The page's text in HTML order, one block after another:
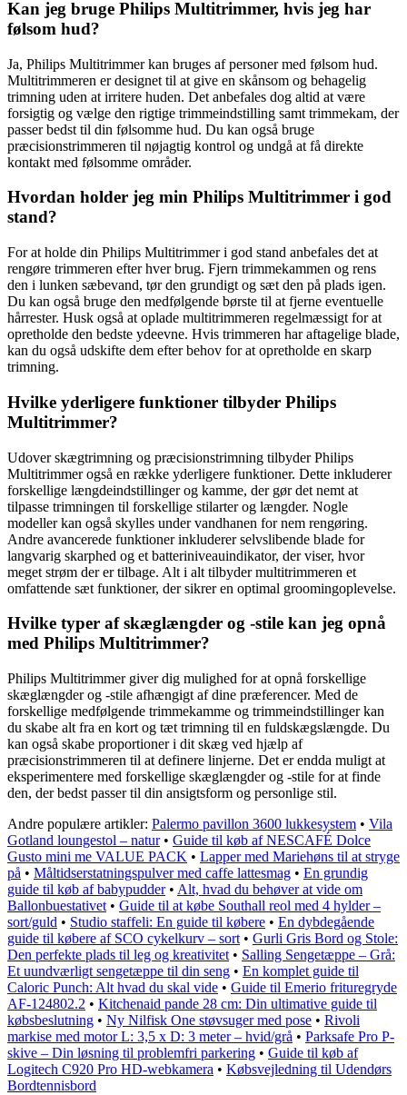
Kan jeg bruge Philips Multitrimmer, hvis jeg har
følsom hud?
Ja, Philips Multitrimmer kan bruges af personer med følsom hud.
Multitrimmeren er designet til at give en skånsom og behagelig
trimning uden at irritere huden. Det anbefales dog altid at være
forsigtig og vælge den rigtige trimmeindstilling samt trimmekam, der
passer bedst til din følsomme hud. Du kan også bruge
præcisionstrimmeren til nøjagtig kontrol og undgå at få direkte
kontakt med følsomme områder.
Hvordan holder jeg min Philips Multitrimmer i god
stand?
For at holde din Philips Multitrimmer i god stand anbefales det at
rengøre trimmeren efter hver brug. Fjern trimmekammen og rens
den i lunken sæbevand, tør den grundigt og sæt den på plads igen.
Du kan også bruge den medfølgende børste til at fjerne eventuelle
hårrester. Husk også at oplade multitrimmeren regelmæssigt for at
opretholde den bedste ydeevne. Hvis trimmeren har aftagelige blade,
kan du også udskifte dem efter behov for at opretholde en skarp
trimning.
Hvilke yderligere funktioner tilbyder Philips
Multitrimmer?
Udover skægtrimning og præcisionstrimning tilbyder Philips
Multitrimmer også en række yderligere funktioner. Dette inkluderer
forskellige længdeindstillinger og kamme, der gør det nemt at
tilpasse trimningen til forskellige stilarter og længder. Nogle
modeller kan også skylles under vandhanen for nem rengøring.
Andre avancerede funktioner inkluderer selvslibende blade for
langvarig skarphed og et batteriniveauindikator, der viser, hvor
meget strøm der er tilbage. Alt i alt tilbyder multitrimmeren et
omfattende sæt funktioner, der sikrer en optimal groomingoplevelse.
Hvilke typer af skæglængder og -stile kan jeg opnå
med Philips Multitrimmer?
Philips Multitrimmer giver dig mulighed for at opnå forskellige
skæglængder og -stile afhængigt af dine præferencer. Med de
forskellige medfølgende trimmekamme og trimmeindstillinger kan
du skabe alt fra en kort og tæt trimning til en fuldskægslængde. Du
kan også skabe proportioner i dit skæg ved hjælp af
præcisionstrimmeren til at definere linjerne. Det er endda muligt at
eksperimentere med forskellige skæglængder og -stile for at finde
den, der bedst passer til din ansigtsform og personlige stil.
Andre populære artikler: Palermo pavillon 3600 lukkesystem • Vila
Gotland loungestol – natur• Guide til køb af NESCAFÉ Dolce
Gusto mini me VALUE PACK • Lapper med Mariehøns til at stryge
på • Måltidserstatningspulver med caffe lattesmag • En grundig
guide til køb af babypudder• Alt, hvad du behøver at vide om
Ballonbuestativet • Guide til at købe Southall reol med 4 hylder –
sort/guld • Studio staffeli: En guide til købere • En dybdegående
guide til købere af SCO cykelkurv – sort • Gurli Gris Bord og Stole:
Den perfekte plads til leg og kreativitet • Salling Sengetæppe – Grå:
Et uundværligt sengetæppe til din seng • En komplet guide til
Caloric Punch: Alt hvad du skal vide • Guide til Emerio frituregryde
AF-124802.2 • Kitchenaid pande 28 cm: Din ultimative guide til
købsbeslutning • Ny Nilfisk One støvsuger med pose • Rivoli
markise med motor L: 3,5 x D: 3 meter – hvid/grå • Parksafe Pro P-
skive – Din løsning til problemfri parkering • Guide til køb af
Logitech C920 Pro HD-webkamera • Købsvejledning til Udendørs
Bordtennisbord